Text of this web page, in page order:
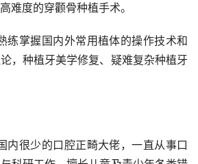
难度的穿颧骨种植手术。
，种植牙美学修复、疑难复杂种植牙